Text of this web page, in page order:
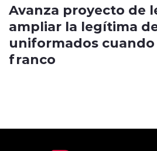
Avanza proyecto de
ampliar la legítima
uniformados
franco